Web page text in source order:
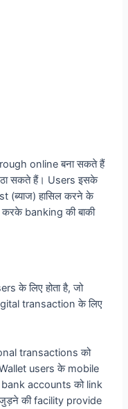
online बना सकते हैं
सकते हैं। Users इसके
हासिल करने के
banking की बाकी
के लिए होता है, जो
transaction के लिए
transactions को
users के mobile
bank accounts को link
की facility provide